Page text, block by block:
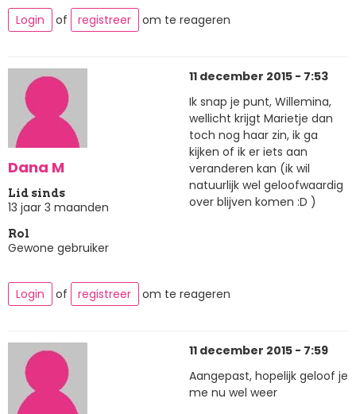
Login
of registreer om te reageren
Dana M
Lid sinds
13 jaar 3 maanden
Rol
Gewone gebruiker
11 december 2015 - 7:53
Ik snap je punt, Willemina,
wellicht krijgt Marietje dan
toch nog haar zin, ik ga
kijken of ik er iets aan
veranderen kan (ik wil
natuurlijk wel geloofwaardig
over blijven komen :D )
Login of registreer om te reageren
11 december 2015 - 7:59
Aangepast, hopelijk geloof je
me nu wel weer